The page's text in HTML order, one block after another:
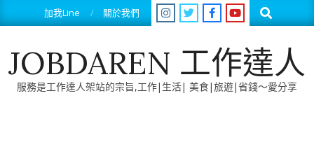
to
加我Line 關於我們 Search
JOBDAREN 工作達人
服務是工作達人架站的宗旨,工作|生活| 美食|旅遊|省錢～愛分享